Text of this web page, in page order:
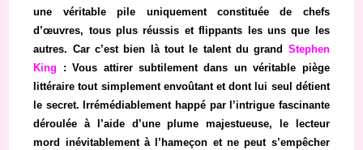
une véritable pile uniquement constituée de chefs
d’œuvres, tous plus réussis et flippants les uns que les
autres. Car c’est bien là tout le talent du grand Stephen
King : Vous attirer subtilement dans un véritable piège
littéraire tout simplement envoûtant et dont lui seul détient
le secret. Irrémédiablement happé par l’intrigue fascinante
déroulée à l’aide d’une plume majestueuse, le lecteur
mord inévitablement à l’hameçon et ne peut s’empêcher